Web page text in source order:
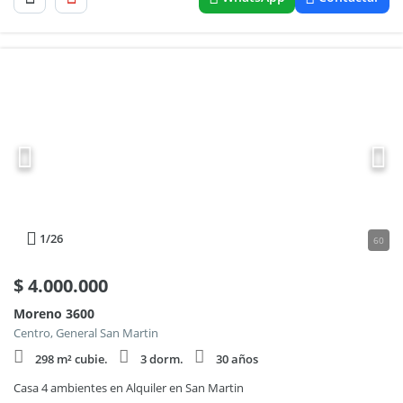
1/26 60
$4.000.000
Moreno 3600
Centro, General San Martin
298 m² cubie.
3 dorm.
30 años
Casa 4 ambientes en Alquiler en San Martin